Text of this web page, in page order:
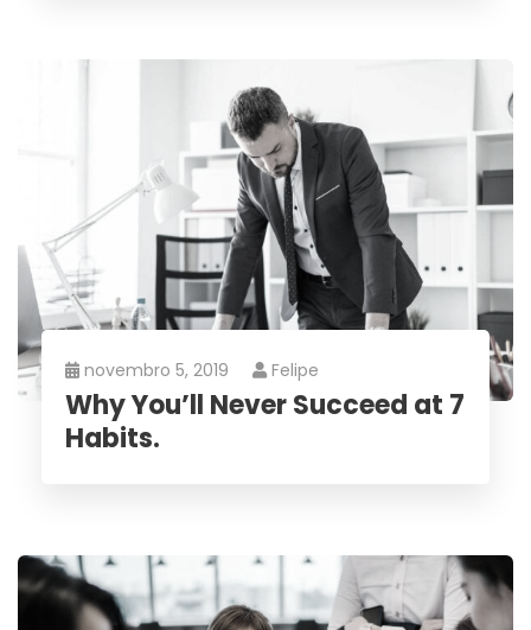
novembro 5, 2019 Felipe
Why You’ll Never Succeed at 7
Habits.